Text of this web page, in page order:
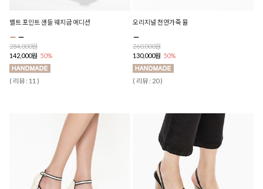
벨트 포인트 샌들 웨지굽 에디션
284,000원
142,000원 50%
( 리뷰 : 11 )
오리지널 천연가죽 뮬
260,000원
130,000원 50%
( 리뷰 : 20 )